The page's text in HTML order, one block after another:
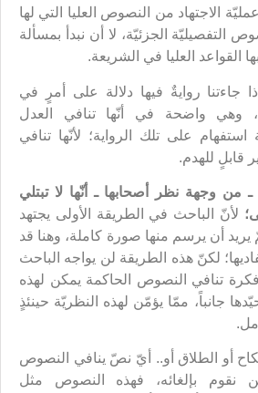
عمليّة الاجتهاد من النصوص العليا التي لها
التفصيليّة الجزئيّة، لا أن نبدأ بمسألة
القواعد العليا في الشريعة.
جاءتنا روايةٌ فيها دلالة على أمرٍ في
وهي واضحة في أنّها تنافي العدل
على تلك الرواية؛ لأنّها تنافي
قابلٍ للهدم.
من وجهة نظر أصحابها ـ أنّها لا تبتلي
لأنّ الباحث في الطريقة الأولى يجتهد
يريد أن يرسم منها صورة كاملة، وهنا قد
لكنّ هذه الطريقة لن يواجه الباحث
تنافي النصوص الحاكمة يمكن لهذه
جانباً، ممّا يؤمّن لهذه النظريّة حينئذٍ
أو الطلاق أو.. أيّ نصّ ينافي النصوص
نقوم بإلغائه، فهذه النصوص مثل